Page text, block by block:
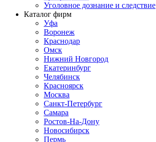
Уголовное дознание и следствие
Каталог фирм
Уфа
Воронеж
Краснодар
Омск
Нижний Новгород
Екатеринбург
Челябинск
Красноярск
Москва
Санкт-Петербург
Самара
Ростов-На-Дону
Новосибирск
Пермь